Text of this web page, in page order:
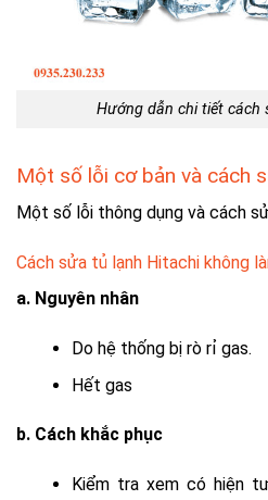
Hướng dẫn chi tiết cách
Một số lỗi cơ bản và cách
Một số lỗi thông dụng và cách
Cách sửa tủ lạnh Hitachi không
a. Nguyên nhân
Do hệ thống bị rò rỉ gas.
Hết gas
b. Cách khắc phục
Kiểm tra xem có hiện